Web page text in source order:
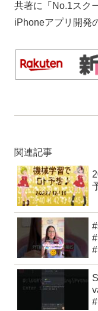
共著に「No.1スク
iPhoneアプリ開発
関連記事